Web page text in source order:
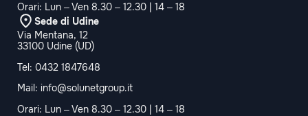
Orari: Lun – Ven 8.30 – 12.30 | 14 – 18
Sede di Udine
Via Mentana, 12
33100 Udine (UD)
Tel: 0432 1847648
Mail: info@solunetgroup.it
Orari: Lun – Ven 8.30 – 12.30 | 14 – 18